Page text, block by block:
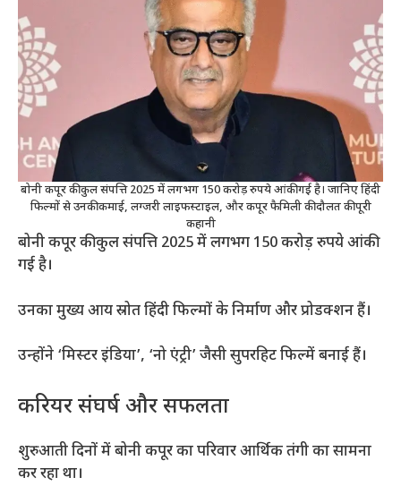
बोनी कपूर की कुल संपत्ति 2025 में लगभग 150 करोड़ रुपये आंकी गई है। जानिए हिंदी
फिल्मों से उनकी कमाई, लग्जरी लाइफस्टाइल, और कपूर फैमिली की दौलत की पूरी
कहानी
बोनी कपूर की कुल संपत्ति 2025 में लगभग 150 करोड़ रुपये आंकी
गई है।
उनका मुख्य आय स्रोत हिंदी फिल्मों के निर्माण और प्रोडक्शन हैं।
उन्होंने ‘मिस्टर इंडिया’, ‘नो एंट्री’ जैसी सुपरहिट फिल्में बनाई हैं।
करियर संघर्ष और सफलता
शुरुआती दिनों में बोनी कपूर का परिवार आर्थिक तंगी का सामना
कर रहा था।